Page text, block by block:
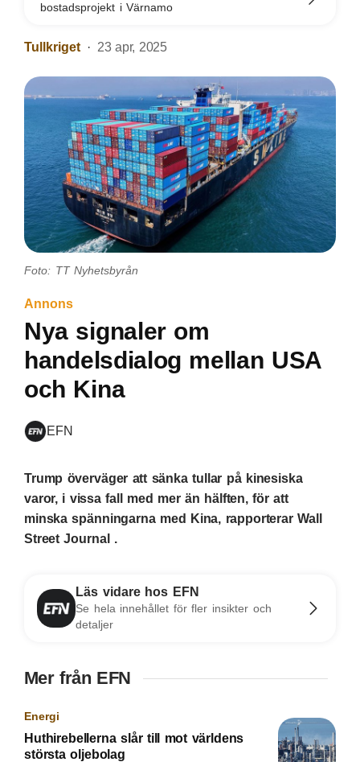
bostadsprojekt i Värnamo
Tullkriget 23 apr, 2025
Foto: TT Nyhetsbyrån
Annons
Nya signaler om
handelsdialog mellan USA
och Kina
EFN
Trump överväger att sänka tullar på kinesiska
varor, i vissa fall med mer än hälften, för att
minska spänningarna med Kina, rapporterar Wall
Street Journal .
Läs vidare hos EFN
Se hela innehållet för fler insikter och
detaljer
Mer från EFN
Energi
Huthirebellerna slår till mot världens
största oljebolag